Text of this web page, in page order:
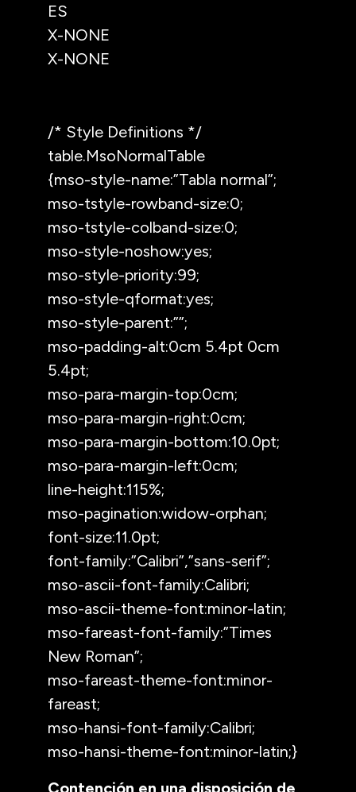
ES
X-NONE
X-NONE
/* Style Definitions */
table.MsoNormalTable
{mso-style-name:”Tabla normal”;
mso-tstyle-rowband-size:0;
mso-tstyle-colband-size:0;
mso-style-noshow:yes;
mso-style-priority:99;
mso-style-qformat:yes;
mso-style-parent:””;
mso-padding-alt:0cm 5.4pt 0cm
5.4pt;
mso-para-margin-top:0cm;
mso-para-margin-right:0cm;
mso-para-margin-bottom:10.0pt;
mso-para-margin-left:0cm;
line-height:115%;
mso-pagination:widow-orphan;
font-size:11.0pt;
font-family:”Calibri”,”sans-serif”;
mso-ascii-font-family:Calibri;
mso-ascii-theme-font:minor-latin;
mso-fareast-font-family:”Times
New Roman”;
mso-fareast-theme-font:minor-
fareast;
mso-hansi-font-family:Calibri;
mso-hansi-theme-font:minor-latin;}
Contención en una disposición de